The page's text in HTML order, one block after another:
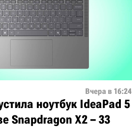
Вчера в 16:24
ноутбук IdeaPad 5
Snapdragon X2 – 33